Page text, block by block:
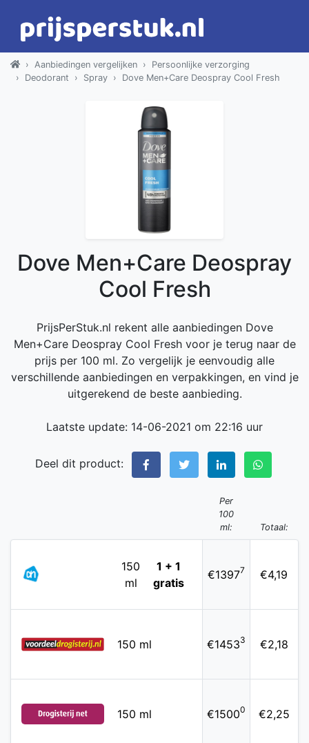
Aanbiedingen vergelijken
Persoonlijke verzorging
Deodorant
Spray Dove Men+Care Deospray Cool Fresh
Dove Men+Care Deospray
Cool Fresh
PrijsPerStuk.nl rekent alle aanbiedingen Dove
Men+Care Deospray Cool Fresh voor je terug naar de
prijs per 100 ml. Zo vergelijk je eenvoudig alle
verschillende aanbiedingen en verpakkingen, en vind je
uitgerekend de beste aanbieding.
Laatste update: 14-06-2021 om 22:16 uur
Deel dit product:
Per
100
ml:
Totaal:
150
ml
1 + 1
gratis
€13977 €4,19
150 ml €14533 €2,18
150 ml €15000 €2,25